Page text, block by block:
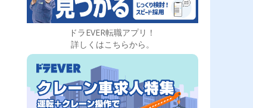
ドラEVER転職アプリ！
詳しくはこちらから。